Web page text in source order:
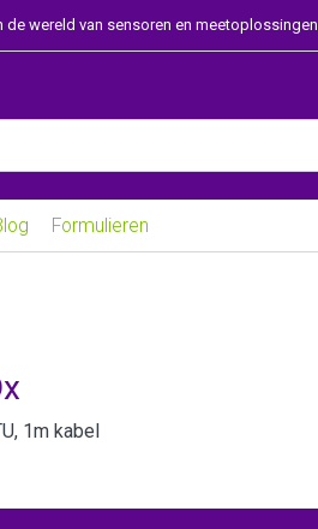
de wereld van sensoren en meetoplossingen
Formulieren
1m kabel